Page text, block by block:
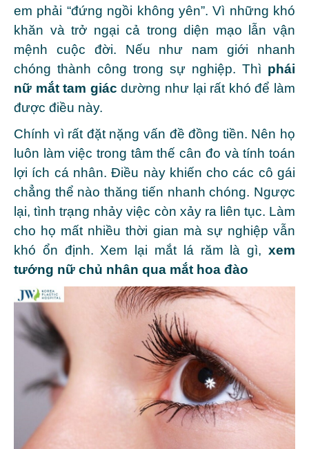
em phải “đứng ngồi không yên”. Vì những khó
khăn và trở ngại cả trong diện mạo lẫn vận
mệnh cuộc đời. Nếu như nam giới nhanh
chóng thành công trong sự nghiệp. Thì phái
nữ mắt tam giác dường như lại rất khó để làm
được điều này.
Chính vì rất đặt nặng vấn đề đồng tiền. Nên họ
luôn làm việc trong tâm thế cân đo và tính toán
lợi ích cá nhân.Điều này khiến cho các cô gái
chẳng thể nào thăng tiến nhanh chóng. Ngược
lại, tình trạng nhảy việc còn xảy ra liên tục. Làm
cho họ mất nhiều thời gian mà sự nghiệp vẫn
khó ổn định. Xem lại mắt lá răm là gì,xem
tướng nữ chủ nhân qua mắt hoa đào